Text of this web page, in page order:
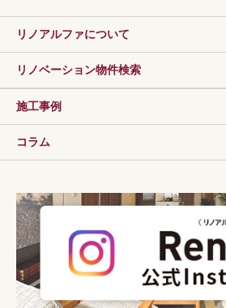
リノアルファについて
リノベーション物件検索
施工事例
コラム